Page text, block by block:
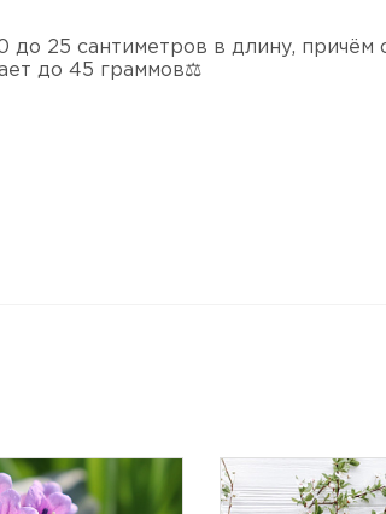
25 сантиметров в длину, причём
до 45 граммов⚖